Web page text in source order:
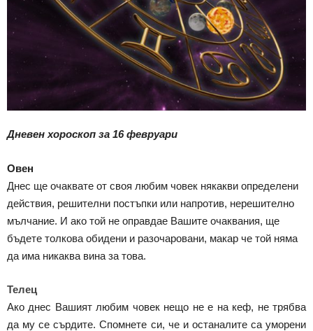
Дневен хороскоп за 16 февруари
Овен
Днес ще очаквате от своя любим човек някакви определени
действия, решителни постъпки или напротив, нерешително
мълчание. И ако той не оправдае Вашите очаквания, ще
бъдете толкова обидени и разочаровани, макар че той няма
да има никаква вина за това.
Телец
Ако днес Вашият любим човек нещо не е на кеф, не трябва
да му се сърдите. Спомнете си, че и останалите са уморени